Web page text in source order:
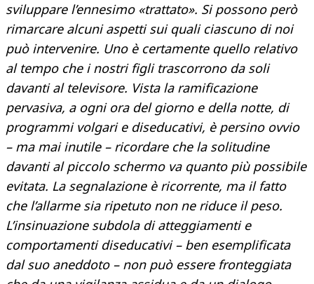
sviluppare l’ennesimo «trattato». Si possono però
rimarcare alcuni aspetti sui quali ciascuno di noi
può intervenire. Uno è certamente quello relativo
al tempo che i nostri figli trascorrono da soli
davanti al televisore. Vista la ramificazione
pervasiva, a ogni ora del giorno e della notte, di
programmi volgari e diseducativi, è persino ovvio
– ma mai inutile – ricordare che la solitudine
davanti al piccolo schermo va quanto più possibile
evitata. La segnalazione è ricorrente, ma il fatto
che l’allarme sia ripetuto non ne riduce il peso.
L’insinuazione subdola di atteggiamenti e
comportamenti diseducativi – ben esemplificata
dal suo aneddoto – non può essere fronteggiata